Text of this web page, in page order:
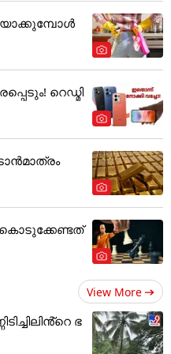
റെഡ്മി
View More
ഭ